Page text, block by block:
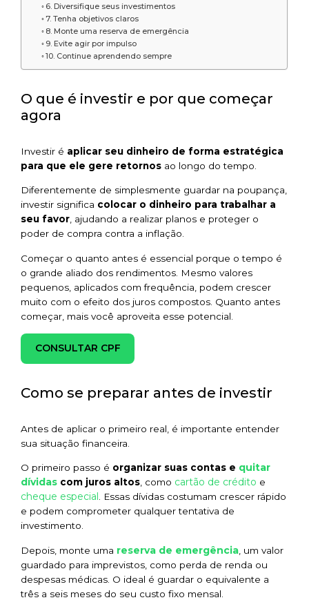
6. Diversifique seus investimentos
7. Tenha objetivos claros
8. Monte uma reserva de emergência
9. Evite agir por impulso
10. Continue aprendendo sempre
O que é investir e por que começar
agora
Investir é aplicar seu dinheiro de forma estratégica
para que ele gere retornos ao longo do tempo.
Diferentemente de simplesmente guardar na poupança,
investir significa colocar o dinheiro para trabalhar a
seu favor, ajudando a realizar planos e proteger o
poder de compra contra a inflação.
Começar o quanto antes é essencial porque o tempo é
o grande aliado dos rendimentos. Mesmo valores
pequenos, aplicados com frequência, podem crescer
muito com o efeito dos juros compostos. Quanto antes
começar, mais você aproveita esse potencial.
CONSULTAR CPF
Como se preparar antes de investir
Antes de aplicar o primeiro real, é importante entender
sua situação financeira.
O primeiro passo é organizar suas contas e quitar
dívidas com juros altos , como cartão de crédito e
cheque especial . Essas dívidas costumam crescer rápido
e podem comprometer qualquer tentativa de
investimento.
Depois, monte uma reserva de emergência , um valor
guardado para imprevistos, como perda de renda ou
despesas médicas. O ideal é guardar o equivalente a
três a seis meses do seu custo fixo mensal.